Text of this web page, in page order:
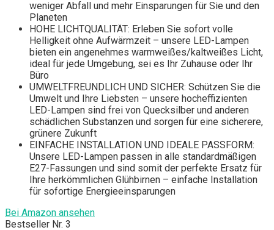
weniger Abfall und mehr Einsparungen für Sie und den
Planeten
HOHE LICHTQUALITÄT: Erleben Sie sofort volle
Helligkeit ohne Aufwärmzeit – unsere LED-Lampen
bieten ein angenehmes warmweißes/kaltweißes Licht,
ideal für jede Umgebung, sei es Ihr Zuhause oder Ihr
Büro
UMWELTFREUNDLICH UND SICHER: Schützen Sie die
Umwelt und Ihre Liebsten – unsere hocheffizienten
LED-Lampen sind frei von Quecksilber und anderen
schädlichen Substanzen und sorgen für eine sicherere,
grünere Zukunft
EINFACHE INSTALLATION UND IDEALE PASSFORM:
Unsere LED-Lampen passen in alle standardmäßigen
E27-Fassungen und sind somit der perfekte Ersatz für
Ihre herkömmlichen Glühbirnen – einfache Installation
für sofortige Energieeinsparungen
Bei Amazon ansehen
Bestseller Nr. 3